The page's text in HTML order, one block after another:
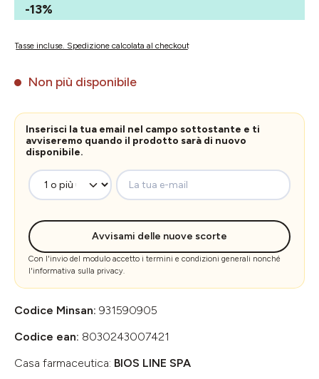
-13%
Tasse incluse. Spedizione calcolata al checkout
Non più disponibile
Inserisci la tua email nel campo sottostante e ti
avviseremo quando il prodotto sarà di nuovo
disponibile.
La tua e-mail
Avvisami delle nuove scorte
Con l'invio del modulo accetto i termini e condizioni generali nonché
l'informativa sulla privacy.
Codice Minsan: 931590905
Codice ean: 8030243007421
Casa farmaceutica: BIOS LINE SPA